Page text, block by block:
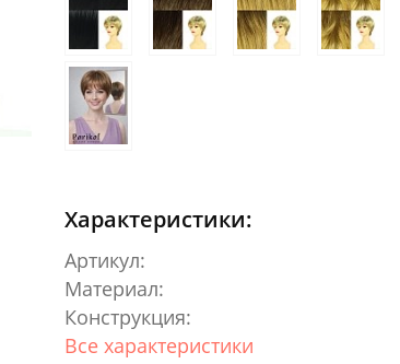
Характеристики:
Артикул:
Материал:
Конструкция:
Все характеристики